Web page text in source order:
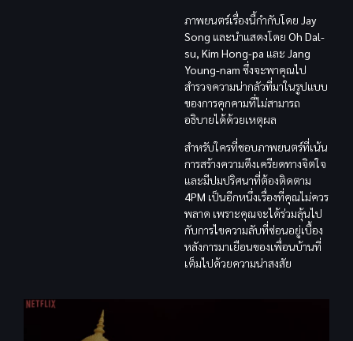
ภาพยนตร์เรื่องนี้กำกับโดย Jay
Song และนำแสดงโดย Oh Dal-
su, Kim Hong-pa และ Jang
Young-nam ซึ่งจะพาคุณไป
สำรวจความน่ากลัวที่มาในรูปแบบ
ของการคุกคามที่ไม่สามารถ
อธิบายได้ด้วยเหตุผล
สำหรับใครที่ชอบภาพยนตร์ที่เน้น
การสร้างความตึงเครียดทางจิตใจ
และมีปมปริศนาที่ต้องติดตาม
4PM เป็นอีกหนึ่งเรื่องที่คุณไม่ควร
พลาด เพราะคุณจะได้ร่วมลุ้นไป
กับการไขความลับที่ซ่อนอยู่เบื้อง
หลังการมาเยือนของเพื่อนบ้านที่
เต็มไปด้วยความน่าสงสัย